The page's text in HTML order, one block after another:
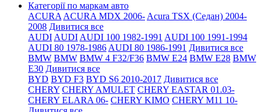
Категорії по маркам авто
ACURA ACURA MDX 2006- Acura TSX (Седан) 2004-
2008 Дивитися все
AUDI AUDI AUDI 100 1982-1991 AUDI 100 1991-1994
AUDI 80 1978-1986 AUDI 80 1986-1991 Дивитися все
BMW BMW BMW 4 F32/F36 BMW E24 BMW E28 BMW
E30 Дивитися все
BYD BYD F3 BYD S6 2010-2017 Дивитися все
CHERY CHERY AMULET CHERY EASTAR 01.03-
CHERY ELARA 06- CHERY KIMO CHERY M11 10-